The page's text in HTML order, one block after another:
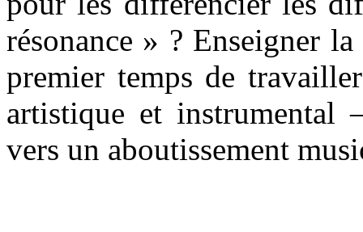
résonance » ? Enseigner
premier temps de
artistique et instrumental
vers un aboutissement